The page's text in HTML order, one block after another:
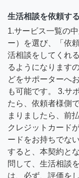
生活相談を依頼す
1.サービス一覧の
ー）を選び、「依
活相談をしてくれ
るようになります
どをサポーターへ
も可能です。 3.サ
たら、依頼者様側
まりましたら、前
クレジットカード
ードをお持ちでな
すると、本契約と
問して、生活相談
は、必ず、評価を